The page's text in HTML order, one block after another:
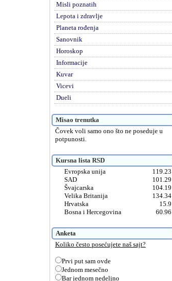
Misli poznatih
Lepota i zdravlje
Planeta rođenja
Sanovnik
Horoskop
Informacije
Kuvar
Vicevi
Dueli
Misao trenutka
Čovek voli samo ono što ne poseduje u
potpunosti.
Kursna lista RSD
Evropska unija
119.23
SAD
101.29
Švajcarska
104.19
Velika Britanija
134.34
Hrvatska
15.9
Bosna i Hercegovina
60.96
Anketa
Koliko često posećujete naš sajt?
Prvi put sam ovde
Jednom mesečno
Bar jednom nedeljno